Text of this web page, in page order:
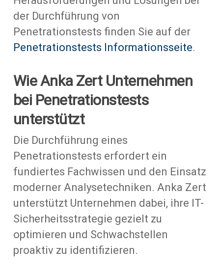
der Durchführung von
Penetrationstests finden Sie auf der
Penetrationstests Informationsseite.
Wie Anka Zert Unternehmen
bei Penetrationstests
unterstützt
Die Durchführung eines
Penetrationstests erfordert ein
fundiertes Fachwissen und den Einsatz
moderner Analysetechniken. Anka Zert
unterstützt Unternehmen dabei, ihre IT-
Sicherheitsstrategie gezielt zu
optimieren und Schwachstellen
proaktiv zu identifizieren.